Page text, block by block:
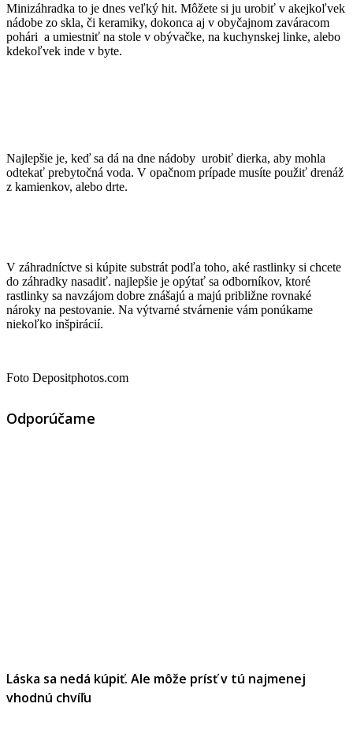
Minizáhradka to je dnes veľký hit. Môžete si ju urobiť v akejkoľvek
nádobe zo skla, či keramiky, dokonca aj v obyčajnom zaváracom
pohári a umiestniť na stole v obývačke, na kuchynskej linke, alebo
kdekoľvek inde v byte.
Najlepšie je, keď sa dá na dne nádoby urobiť dierka, aby mohla
odtekať prebytočná voda. V opačnom prípade musíte použiť drenáž
z kamienkov, alebo drte.
V záhradníctve si kúpite substrát podľa toho, aké rastlinky si chcete
do záhradky nasadiť. najlepšie je opýtať sa odborníkov, ktoré
rastlinky sa navzájom dobre znášajú a majú približne rovnaké
nároky na pestovanie. Na výtvarné stvárnenie vám ponúkame
niekoľko inšpirácií.
Foto Depositphotos.com
Odporúčame
Láska sa nedá kúpiť. Ale môže prísť v tú najmenej
vhodnú chvíľu